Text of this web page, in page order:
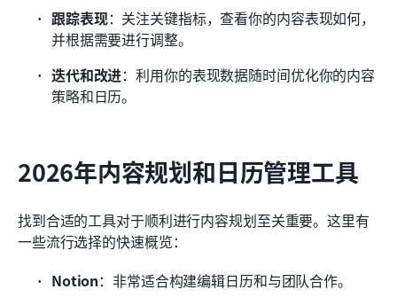
跟踪表现：关注关键指标，查看你的内容表现如何，
并根据需要进行调整。
迭代和改进：利用你的表现数据随时间优化你的内容
策略和日历。
2026年内容规划和日历管理工具
找到合适的工具对于顺利进行内容规划至关重要。这里有
一些流行选择的快速概览：
Notion：非常适合构建编辑日历和与团队合作。